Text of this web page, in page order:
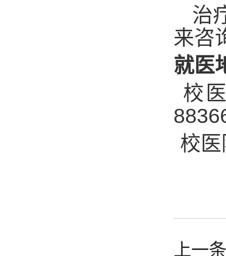
治
来咨
就医
校
校
上一